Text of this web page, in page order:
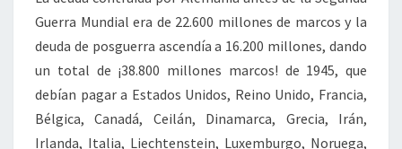
Guerra Mundial era de 22.600 millones de marcos y la
deuda de posguerra ascendía a 16.200 millones, dando
un total de ¡38.800 millones marcos! de 1945, que
debían pagar a Estados Unidos, Reino Unido, Francia,
Bélgica, Canadá, Ceilán, Dinamarca, Grecia, Irán,
Irlanda, Italia, Liechtenstein, Luxemburgo, Noruega,